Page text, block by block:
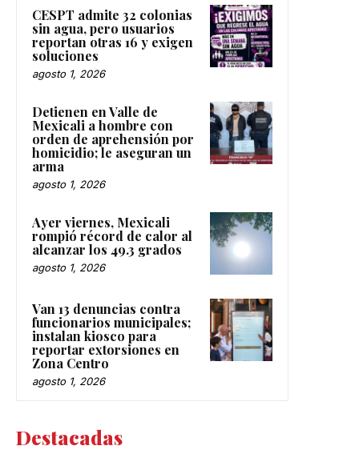
CESPT admite 32 colonias
sin agua, pero usuarios
reportan otras 16 y exigen
soluciones
agosto 1, 2026
Detienen en Valle de
Mexicali a hombre con
orden de aprehensión por
homicidio; le aseguran un
arma
agosto 1, 2026
Ayer viernes, Mexicali
rompió récord de calor al
alcanzar los 49.3 grados
agosto 1, 2026
Van 13 denuncias contra
funcionarios municipales;
instalan kiosco para
reportar extorsiones en
Zona Centro
agosto 1, 2026
Destacadas